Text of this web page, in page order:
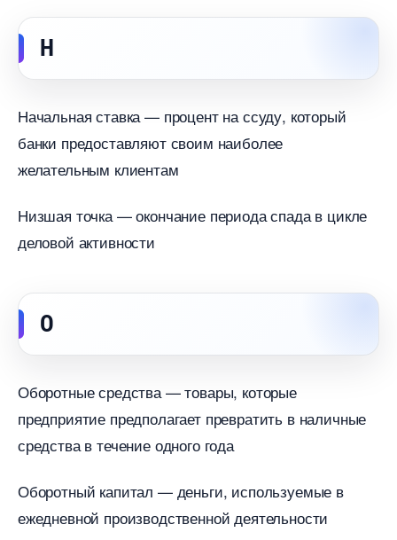
Н
Начальная ставка — процент на ссуду, который
анки предоставляют своим наиболее
желательным клиентам
Низшая точка — окончание периода спада в цикле
деловой активности
О
Оборотные средства — товары, которые
предприятие предполагает превратить в наличные
средства в течение одного года
Оборотный капитал — деньги, используемые
ежедневной производственной деятельности